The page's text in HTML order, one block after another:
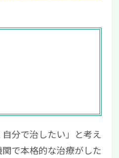
分で治したい」と考え
で本格的な治療がした